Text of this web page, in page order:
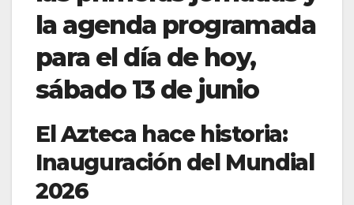
la agenda programada
para el día de hoy,
sábado 13 de junio
El Azteca hace historia:
Inauguración del Mundial
2026